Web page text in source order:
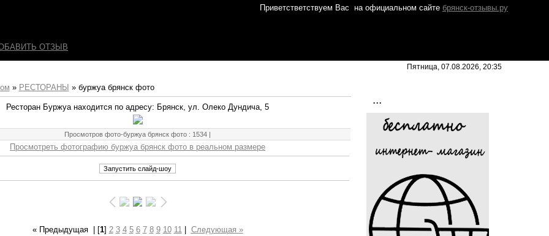
Приветстветствуем Вас на официальном сайте брянск-отзывы.ру
ОТЗЫВ
Пятница, 07.08.2026, 20:35
» РЕСТОРАНЫ » буржуа брянск фото
Ресторан Буржуа находится по адресу: Брянск, ул. Олеко Дундича, 5
Просмотров фото-буржуа брянск фото : 1534 |
Просмотреть фотографию буржуа брянск фото в реальном размере
« Предыдущая| [1] 2 3 4 5 6 7 8 9 10 11| Следующая »
...